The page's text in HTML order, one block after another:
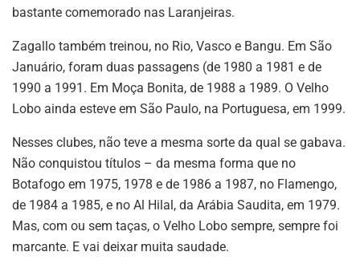
bastante comemorado nas Laranjeiras.
Zagallo também treinou, no Rio, Vasco e Bangu. Em São
Januário, foram duas passagens (de 1980 a 1981 e de
1990 a 1991. Em Moça Bonita, de 1988 a 1989. O Velho
Lobo ainda esteve em São Paulo, na Portuguesa, em 1999.
Nesses clubes, não teve a mesma sorte da qual se gabava.
Não conquistou títulos – da mesma forma que no
Botafogo em 1975, 1978 e de 1986 a 1987, no Flamengo,
de 1984 a 1985, e no Al Hilal, da Arábia Saudita, em 1979.
Mas, com ou sem taças, o Velho Lobo sempre, sempre foi
marcante. E vai deixar muita saudade.